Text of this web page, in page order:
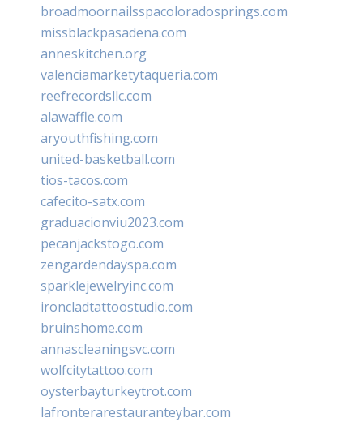
broadmoornailsspacoloradosprings.com
missblackpasadena.com
anneskitchen.org
valenciamarketytaqueria.com
reefrecordsllc.com
alawaffle.com
aryouthfishing.com
united-basketball.com
tios-tacos.com
cafecito-satx.com
graduacionviu2023.com
pecanjackstogo.com
zengardendayspa.com
sparklejewelryinc.com
ironcladtattoostudio.com
bruinshome.com
annascleaningsvc.com
wolfcitytattoo.com
oysterbayturkeytrot.com
lafronterarestauranteybar.com